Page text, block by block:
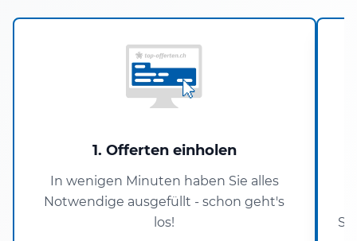
1. Offerten einholen
In wenigen Minuten haben Sie alles
Notwendige ausgefüllt - schon geht's
los!